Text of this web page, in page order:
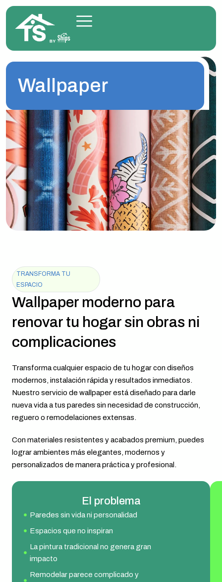
Wallpaper
TRANSFORMA TU
ESPACIO
Wallpaper moderno para
renovar tu hogar sin obras ni
complicaciones
Transforma cualquier espacio de tu hogar con diseños
modernos, instalación rápida y resultados inmediatos.
Nuestro servicio de wallpaper está diseñado para darle
nueva vida a tus paredes sin necesidad de construcción,
reguero o remodelaciones extensas.
Con materiales resistentes y acabados premium, puedes
lograr ambientes más elegantes, modernos y
personalizados de manera práctica y profesional.
El problema
Paredes sin vida ni personalidad
Espacios que no inspiran
La pintura tradicional no genera gran
impacto
Remodelar parece complicado y